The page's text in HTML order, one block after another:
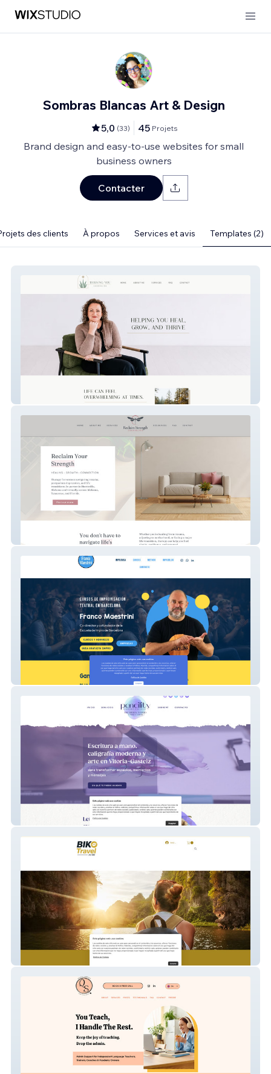
Sombras Blancas Art & Design
5,0 (33) 45 Projets
Brand design and easy-to-use websites for small
business owners
Contacter
des clients À propos Services et avis Templates (2)
Thriving You Counseling
Reclaim Strength Counseling
Franco Maestrini